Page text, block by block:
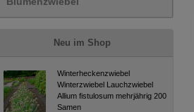
Neu im Shop
Winterheckenzwiebel
Winterzwiebel Lauchzwiebel
Allium fistulosum mehrjährig 200
Samen